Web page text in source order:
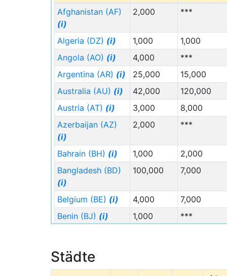
Afghanistan (AF)
(i)
2,000 ***
Algeria (DZ) (i) 1,000
1,000
Angola (AO) (i) 4,000
***
Argentina (AR) (i) 25,000
15,000
Australia (AU) (i) 42,000
120,000
Austria (AT) (i) 3,000
8,000
Azerbaijan (AZ)
(i)
2,000 ***
Bahrain (BH) (i) 1,000
2,000
Bangladesh (BD)
(i)
100,000 7,000
Belgium (BE) (i) 4,000
7,000
Benin (BJ) (i) 1,000
***
Bolivia (BO)
Städte